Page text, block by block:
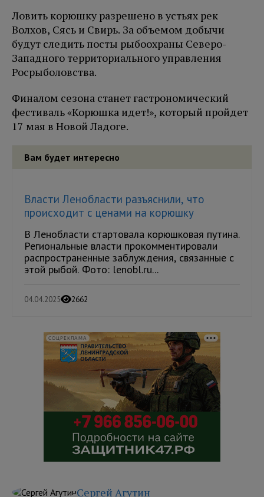
Ловить корюшку разрешено в устьях рек
Волхов, Сясь и Свирь. За объемом добычи
будут следить посты рыбоохраны Северо-
Западного территориального управления
Росрыболовства.
Финалом сезона станет гастрономический
фестиваль «Корюшка идет!», который пройдет
17 мая в Новой Ладоге.
Вам будет интересно
Власти Ленобласти разъяснили, что
происходит с ценами на корюшку
В Ленобласти стартовала корюшковая путина.
Региональные власти прокомментировали
распространенные заблуждения, связанные с
этой рыбой. Фото: lenobl.ru...
04.04.2025 2662
СОЦРЕКЛАМА
Сергей Агутин